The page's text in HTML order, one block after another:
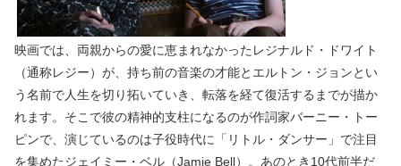
映画では、両親からの愛に恵まれなかったレジナルド・ドワイト
（通称レジー）が、持ち前の音楽の才能とエルトン・ジョンとい
う名前で人生を切り拓いていき、転落を経て復活するまでが描か
れます。そこで彼の精神的支柱になるのが作詞家バーニー・トー
ピンで、演じているのは子役時代に「リトル・ダンサー」で注目
を集めたジェイミー・ベル（Jamie Bell）。あのとき10代前半だ